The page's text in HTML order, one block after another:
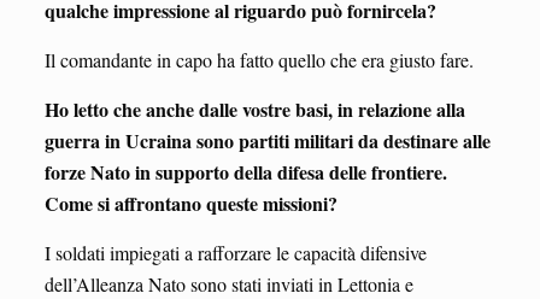
qualche impressione al riguardo può fornircela?
Il comandante in capo ha fatto quello che era giusto fare.
Ho letto che anche dalle vostre basi, in relazione alla
guerra in Ucraina sono partiti militari da destinare alle
forze Nato in supporto della difesa delle frontiere.
Come si affrontano queste missioni?
I soldati impiegati a rafforzare le capacità difensive
dell’Alleanza Nato sono stati inviati in Lettonia e